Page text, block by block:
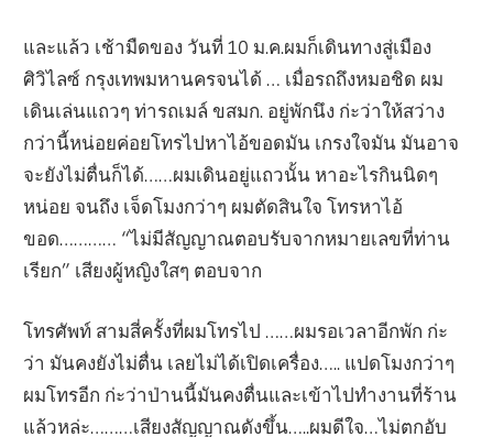
และแล้ว เช้ามืดของ วันที่ 10 ม.ค.ผมก็เดินทางสู่เมือง
ศิวิไลซ์ กรุงเทพมหานครจนได้ … เมื่อรถถึงหมอชิด ผม
เดินเล่นแถวๆ ท่ารถเมล์ ขสมก. อยู่พักนึง ก่ะว่าให้สว่าง
กว่านี้หน่อยค่อยโทรไปหาไอ้ขอดมัน เกรงใจมัน มันอาจ
จะยังไม่ตื่นก็ได้……ผมเดินอยู่แถวนั้น หาอะไรกินนิดๆ
หน่อย จนถึง เจ็ดโมงกว่าๆ ผมตัดสินใจ โทรหาไอ้
ขอด………… “ไม่มีสัญญาณตอบรับจากหมายเลขที่ท่าน
เรียก” เสียงผู้หญิงใสๆ ตอบจาก
โทรศัพท์ สามสี่ครั้งที่ผมโทรไป ……ผมรอเวลาอีกพัก ก่ะ
ว่า มันคงยังไม่ตื่น เลยไม่ได้เปิดเครื่อง….. แปดโมงกว่าๆ
ผมโทรอีก ก่ะว่าป่านนี้มันคงตื่นและเข้าไปทำงานที่ร้าน
แล้วหล่ะ………เสียงสัญญาณดังขึ้น…..ผมดีใจ…ไม่ตกอับ